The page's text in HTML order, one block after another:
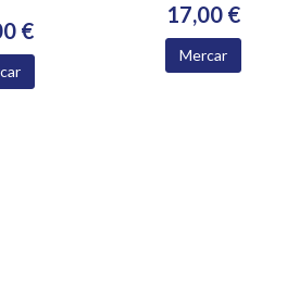
€
17,00 €
Mercar